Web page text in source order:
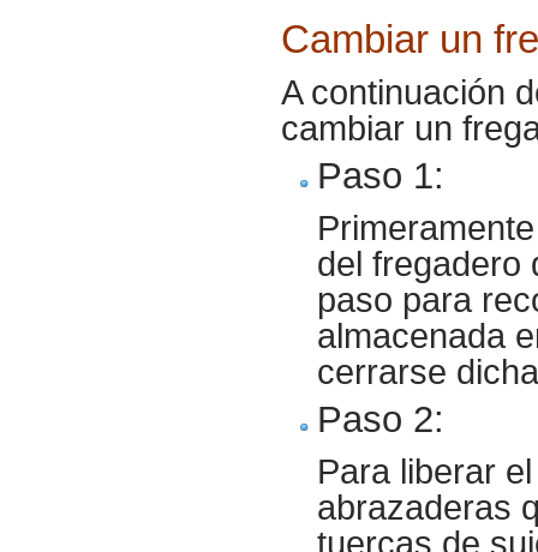
Cambiar un
A continuación
cambiar un
Paso 1:
del fregadero
paso para
almacenada
cerrarse
Paso 2:
Para liberar
abrazaderas
tuercas de